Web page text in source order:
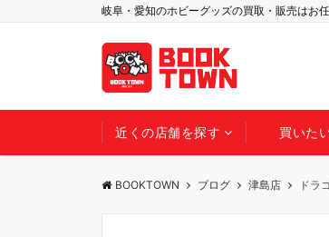
岐阜・愛知のホビーグッズの買取・販売はお
近くの店舗を探す 買いた
BOOKTOWN ブログ 津島店 ドラ